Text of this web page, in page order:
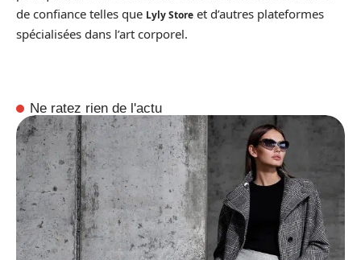
de confiance telles que Lyly Store et d’autres plateformes
spécialisées dans l’art corporel.
Ne ratez rien de l'actu